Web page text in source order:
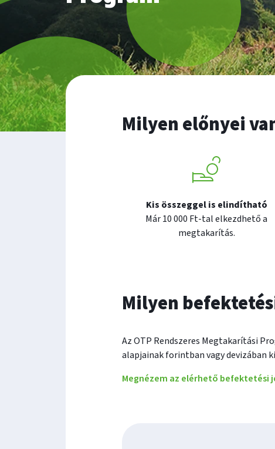
Milyen előnyei
Kis összeggel is elindítható
Már 10 000 Ft-tal elkezdhető a
megtakarítás.
Milyen
Az OTP Rendszeres Megtakarítási
alapjainak forintban vagy devizában
Megnézem az elérhető befektetési